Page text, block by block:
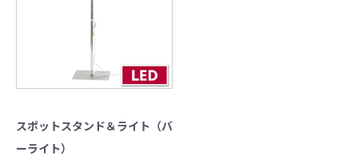
スポットスタンド＆ライト（バ
ーライト）